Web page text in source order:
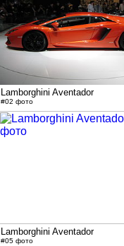
Lamborghini Aventador
#02 фото
Lamborghini Aventador
#05 фото